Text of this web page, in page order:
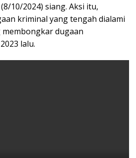
10/2024) siang. Aksi itu,
kriminal yang tengah dialami
membongkar dugaan
lalu.